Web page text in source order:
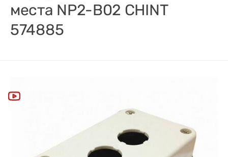
места NP2-B02 CHINT
574885